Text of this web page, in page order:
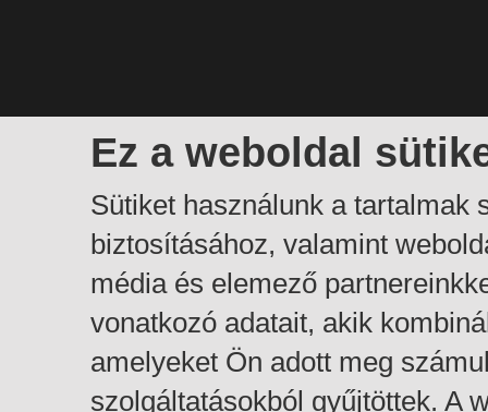
Ez a weboldal
Sütiket használunk a tartalmak
biztosításához, valamint
média és elemező
vonatkozó adatait, akik
amelyeket Ön adott meg
szolgáltatásokból gyűjtöttek. A